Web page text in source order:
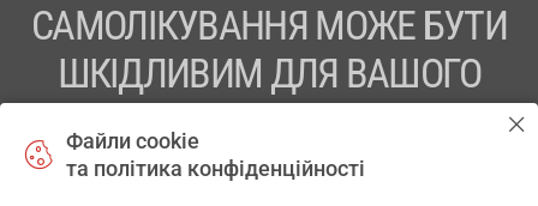
САМОЛІКУВАННЯ МОЖЕ БУТИ
ШКІДЛИВИМ ДЛЯ ВАШОГО
ПЕРЕД ЗАСТОСУВАННЯМ ПРЕПАРАТУ ПРОКОНСУЛЬТУЙТЕСЬ
Файли cookie
та політика конфіденційності